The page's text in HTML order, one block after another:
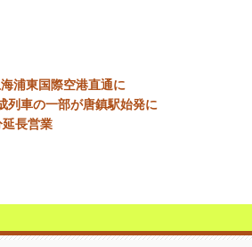
浦東国際空港直通に
列車の一部が唐鎮駅始発に
長営業